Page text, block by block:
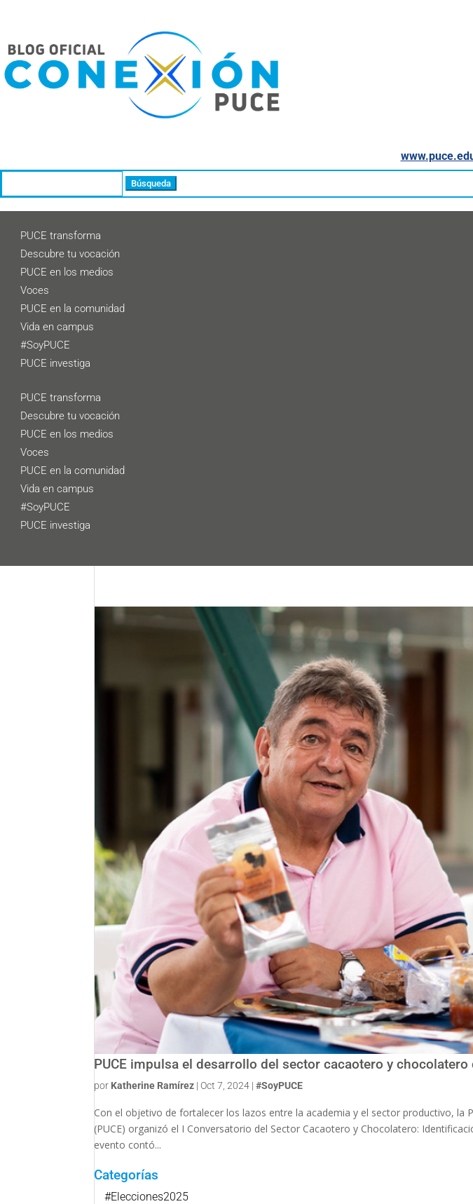
PUCE transforma
Descubre tu vocación
PUCE en los medios
Voces
PUCE en la comunidad
Vida en campus
#SoyPUCE
PUCE investiga
PUCE transforma
Descubre tu vocación
PUCE en los medios
Voces
PUCE en la comunidad
Vida en campus
#SoyPUCE
PUCE investiga
PUCE impulsa el desarrollo del sector cacaotero y chocolatero
por Katherine Ramírez | Oct 7, 2024 |#SoyPUCE
Con el objetivo de fortalecer los lazos entre la academia y el sector productivo, la
(PUCE) organizó el I Conversatorio del Sector Cacaotero y Chocolatero:
evento contó...
Categorías
#Elecciones2025